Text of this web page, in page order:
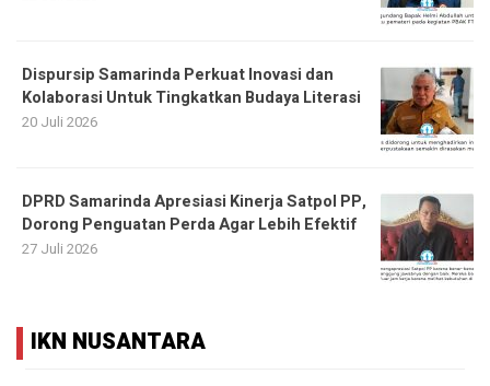
Dispursip Samarinda Perkuat Inovasi dan
Kolaborasi Untuk Tingkatkan Budaya Literasi
20 Juli 2026
DPRD Samarinda Apresiasi Kinerja Satpol PP,
Dorong Penguatan Perda Agar Lebih Efektif
27 Juli 2026
IKN NUSANTARA